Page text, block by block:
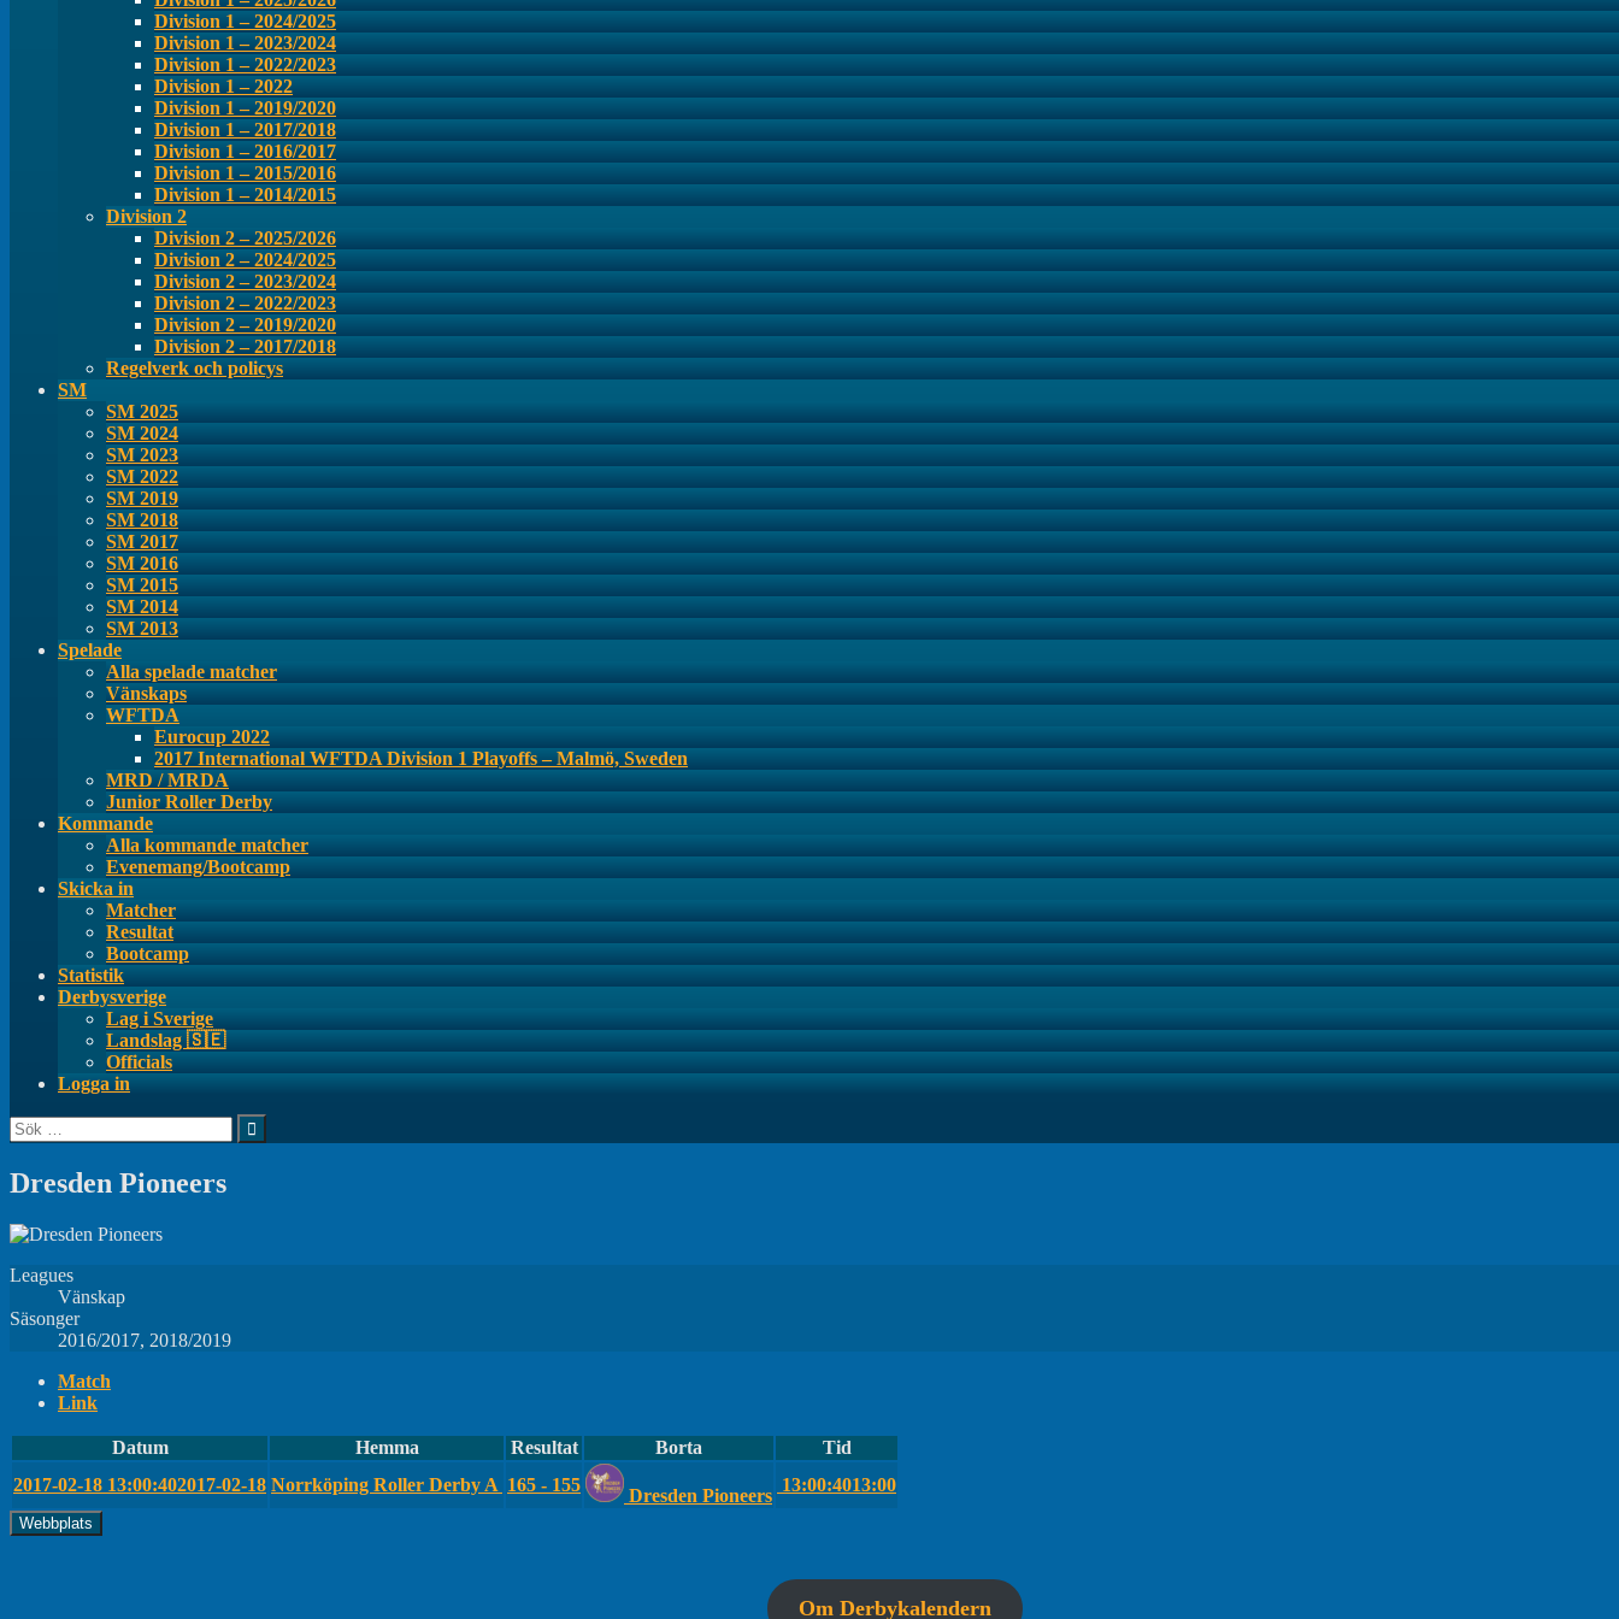
Division 1 – 2024/2025
Division 1 – 2023/2024
Division 1 – 2022/2023
Division 1 – 2022
Division 1 – 2019/2020
Division 1 – 2017/2018
Division 1 – 2016/2017
Division 1 – 2015/2016
Division 1 – 2014/2015
Division 2
Division 2 – 2025/2026
Division 2 – 2024/2025
Division 2 – 2023/2024
Division 2 – 2022/2023
Division 2 – 2019/2020
Division 2 – 2017/2018
Regelverk och policys
SM
SM 2025
SM 2024
SM 2023
SM 2022
SM 2019
SM 2018
SM 2017
SM 2016
SM 2015
SM 2014
SM 2013
Spelade
Alla spelade matcher
Vänskaps
WFTDA
Eurocup 2022
2017 International WFTDA Division 1 Playoffs – Malmö, Sweden
MRD / MRDA
Junior Roller Derby
Kommande
Alla kommande matcher
Evenemang/Bootcamp
Skicka in
Matcher
Resultat
Bootcamp
Statistik
Derbysverige
Lag i Sverige
Landslag 🇸🇪
Officials
Logga in
Sök
efter:
Dresden Pioneers
Leagues
Vänskap
Säsonger
2016/2017, 2018/2019
Match
Link
Datum Hemma Resultat Borta
Tid
2017-02-18 13:00:402017-02-18 Norrköping Roller Derby A 165 - 155
Dresden Pioneers
13:00:4013:00
Om Derbykalendern